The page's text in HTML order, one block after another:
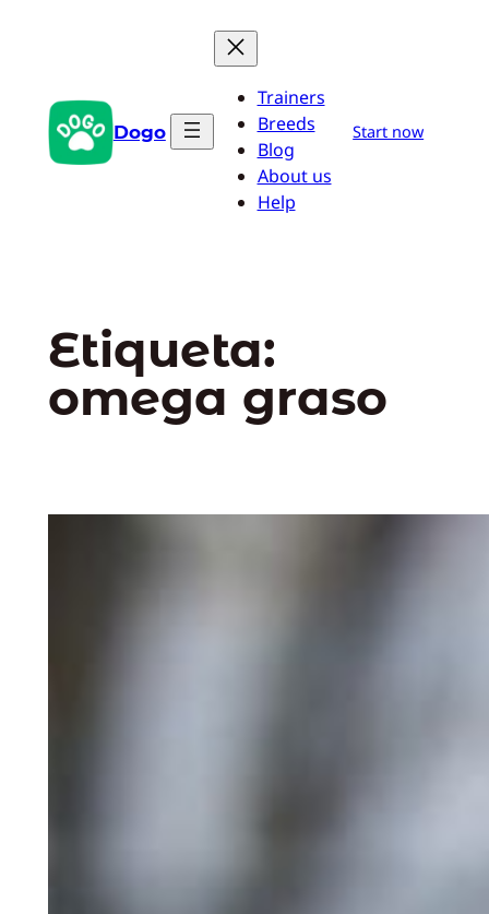
Dogo
Trainers
Breeds
Blog
About us
Help
Start now
Etiqueta:
omega graso